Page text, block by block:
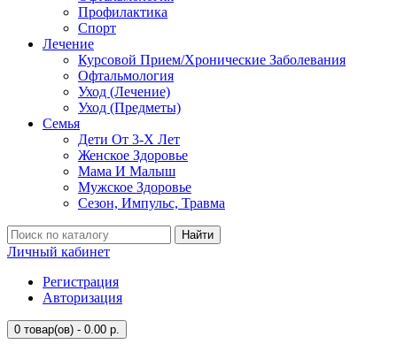
Профилактика
Спорт
Лечение
Курсовой Прием/Хронические Заболевания
Офтальмология
Уход (Лечение)
Уход (Предметы)
Семья
Дети От 3-Х Лет
Женское Здоровье
Мама И Малыш
Мужское Здоровье
Сезон, Импульс, Травма
Найти
Личный кабинет
Регистрация
Авторизация
0 товар(ов) - 0.00 р.